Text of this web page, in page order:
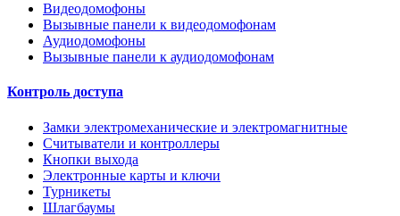
Видеодомофоны
Вызывные панели к видеодомофонам
Аудиодомофоны
Вызывные панели к аудиодомофонам
Контроль доступа
Замки электромеханические и электромагнитные
Считыватели и контроллеры
Кнопки выхода
Электронные карты и ключи
Турникеты
Шлагбаумы